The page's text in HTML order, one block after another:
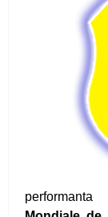
Sportivii
CS